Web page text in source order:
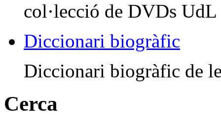
col·lecció de DVDs UdL
Diccionari biogràfic
Diccionari biogràfic de
Cerca